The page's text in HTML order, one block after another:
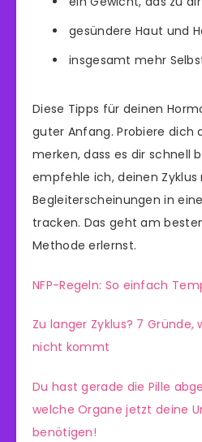
gesündere Haut und
insgesamt mehr
Diese Tipps für deinen
guter Anfang. Probiere dich
merken, dass es dir schnell
empfehle ich, deinen Zyklus
Begleiterscheinungen in
tracken. Das geht am
Methode erlernst.
NFP-Regeln: So einfach
Zu langer Zyklus? 7 Gründe,
nicht kommt
Du hast gerade die Pille
welche Organe jetzt deine
benötigen!